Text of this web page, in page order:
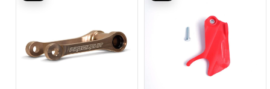
45,01€